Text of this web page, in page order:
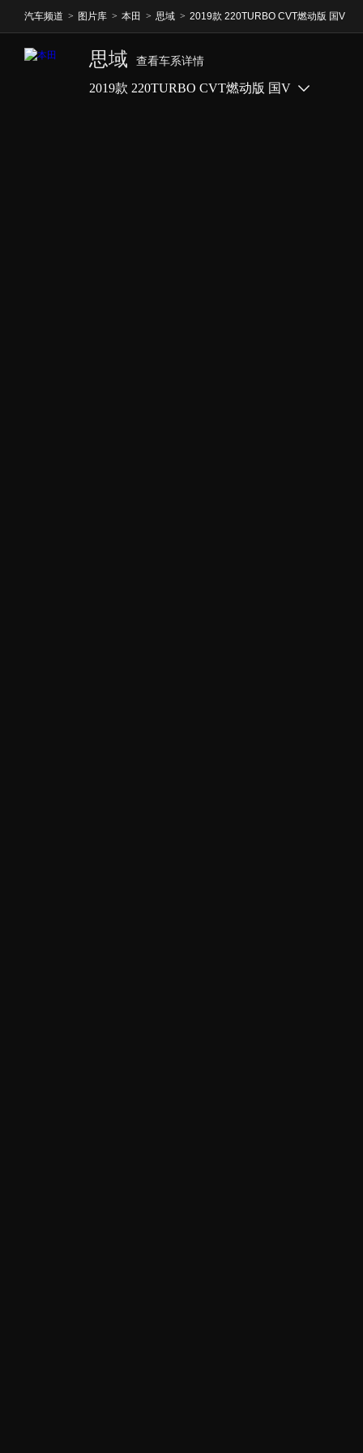
汽车频道 > 图片库 > 本田 > 思域 > 2019款 220TURBO CVT燃动版 国V
思域 查看车系详情
2019款 220TURBO CVT燃动版 国V